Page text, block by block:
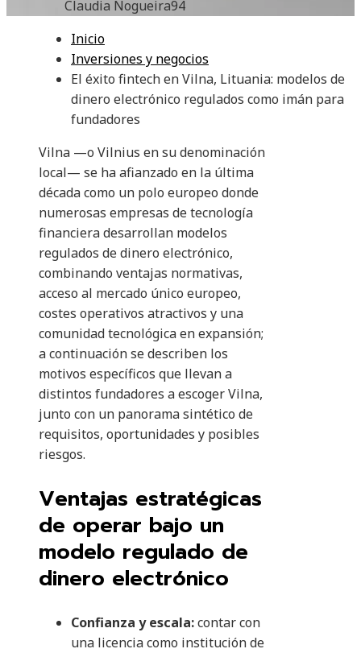
Claudia Nogueira94
Inicio
Inversiones y negocios
El éxito fintech en Vilna, Lituania: modelos de
dinero electrónico regulados como imán para
fundadores
Vilna —o Vilnius en su denominación
local— se ha afianzado en la última
década como un polo europeo donde
numerosas empresas de tecnología
financiera desarrollan modelos
regulados de dinero electrónico,
combinando ventajas normativas,
acceso al mercado único europeo,
costes operativos atractivos y una
comunidad tecnológica en expansión;
a continuación se describen los
motivos específicos que llevan a
distintos fundadores a escoger Vilna,
junto con un panorama sintético de
requisitos, oportunidades y posibles
riesgos.
Ventajas estratégicas
de operar bajo un
modelo regulado de
dinero electrónico
Confianza y escala:contar con
una licencia como institución de